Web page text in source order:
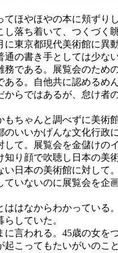
やほやの本に頬ずり
落ち着いて、つくづく
東京都現代美術館に異
の書き手としては少
である。展覧会のた
る。自他共に認める
らではあるが、怠け
ゃんと調べずに美術
いいかげんな文化行
て。展覧会を金儲け
り顔で吹聴し日本の
日本の美術館に対し
いないのに展覧会を
なからわかっている
していた。
われる。45歳の女を
こってもたいがいの